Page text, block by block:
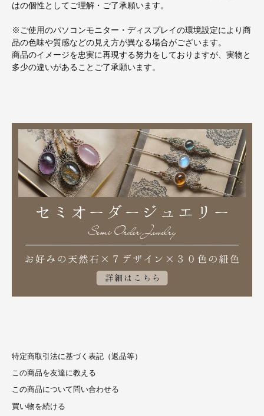
はの個性としてご理解・ご了承願います。
※ご使用のパソコンモニター・ディスプレイの環境設定により商
品の色味や質感などの見え方が異なる場合がございます。
商品のイメージを忠実に再現する努力をしておりますが、実物と
多少の違いがあることご了承願います。
特定商取引法に基づく表記（返品等）
この商品を友達に教える
この商品について問い合わせる
買い物を続ける